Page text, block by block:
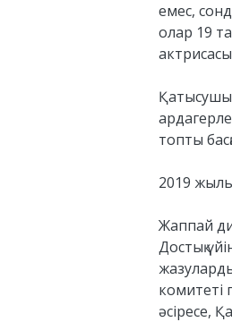
емес,
олар 19
топты
2019 жылы
Жаппай
Достық
комитеті
әсіресе,